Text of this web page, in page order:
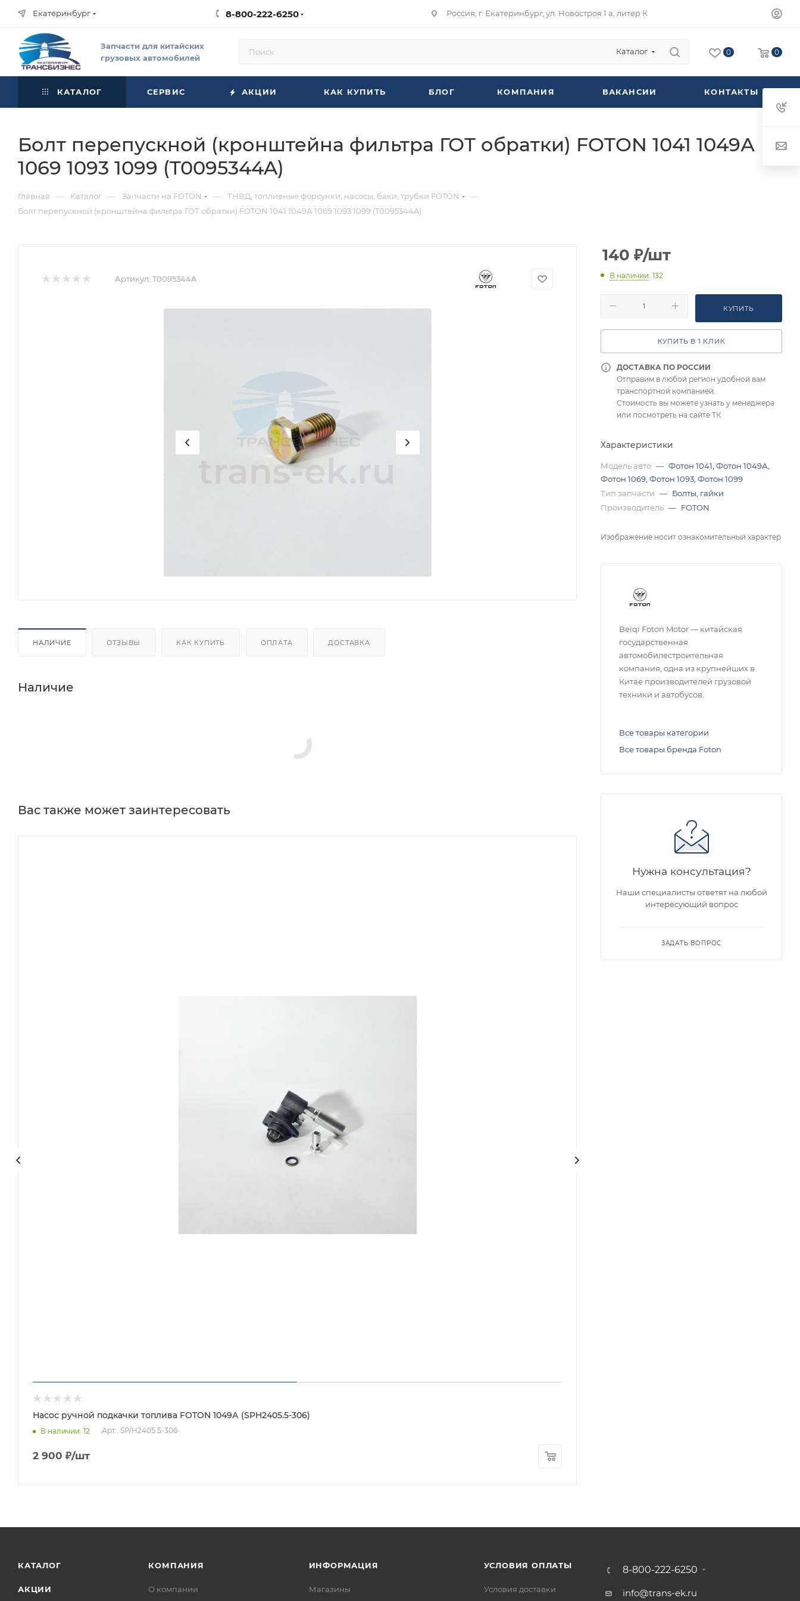
Екатеринбург 8-800-222-6250 Россия, г. Екатеринбург, ул. Новостроя 1 а, литер К
Запчасти для китайских
грузовых автомобилей
Каталог 0 0
КАТАЛОГ СЕРВИС АКЦИИ КАК КУПИТЬ БЛОГ КОМПАНИЯ ВАКАНСИИ КОНТАКТЫ
Болт перепускной (кронштейна фильтра ГОТ обратки) FOTON 1041 1049А
1069 1093 1099 (T0095344A)
Главная — Каталог — Запчасти на FOTON — ТНВД, топливные форсунки, насосы, баки, трубки FOTON —
Болт перепускной (кронштейна фильтра ГОТ обратки) FOTON 1041 1049А 1069 1093 1099 (T0095344A)
Артикул: T0095344A
НАЛИЧИЕ ОТЗЫВЫ КАК КУПИТЬ ОПЛАТА ДОСТАВКА
Наличие
Вас также может заинтересовать
Насос ручной подкачки топлива FOTON 1049А (SPH2405.5-306)
В наличии: 12 Арт.: SP/H2405.5-306
2 900 ₽/шт
140 ₽/шт
В наличии: 132
КУПИТЬ
КУПИТЬ В 1 КЛИК
ДОСТАВКА ПО РОССИИ
Отправим в любой регион удобной вам
транспортной компанией.
Стоимость вы можете узнать у менеджера
или посмотреть на сайте ТК
Характеристики
Модель авто — Фотон 1041 Фотон 1049А
Фотон 1069 Фотон 1093 Фотон 1099
Тип запчасти — Болты, гайки
Производитель — FOTON
Изображение носит ознакомительный характер
Beiqi Foton Motor — китайская
государственная
автомобилестроительная
компания, одна из крупнейших в
Китае производителей грузовой
техники и автобусов.
Все товары категории
Все товары бренда Foton
Нужна консультация?
Наши специалисты ответят на любой
интересующий вопрос
ЗАДАТЬ ВОПРОС
КАТАЛОГ
АКЦИИ
КОМПАНИЯ
О компании
ИНФОРМАЦИЯ
Магазины
УСЛОВИЯ ОПЛАТЫ
Условия доставки
8-800-222-6250
info@trans-ek.ru